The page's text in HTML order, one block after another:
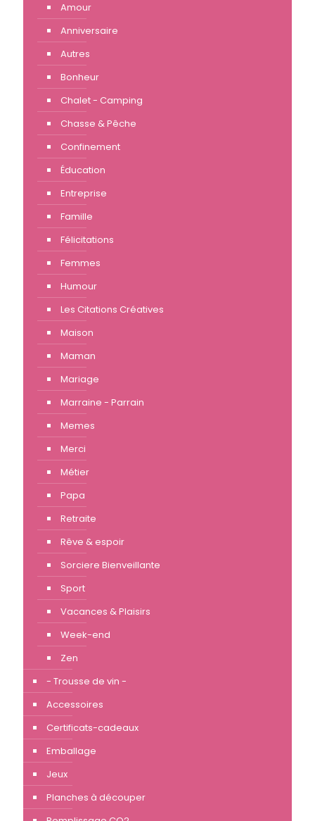
Amour
Anniversaire
Autres
Bonheur
Chalet - Camping
Chasse & Pêche
Confinement
Éducation
Entreprise
Famille
Félicitations
Femmes
Humour
Les Citations Créatives
Maison
Maman
Mariage
Marraine - Parrain
Memes
Merci
Métier
Papa
Retraite
Rêve & espoir
Sorciere Bienveillante
Sport
Vacances & Plaisirs
Week-end
Zen
- Trousse de vin -
Accessoires
Certificats-cadeaux
Emballage
Jeux
Planches à découper